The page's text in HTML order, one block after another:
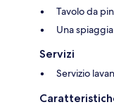
Tavolo da
Una
Servizi
Servizio